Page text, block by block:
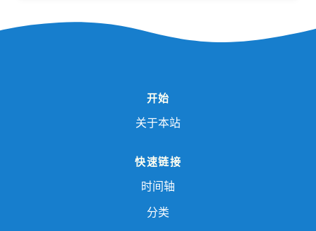
开始
关于本站
快速链接
时间轴
分类